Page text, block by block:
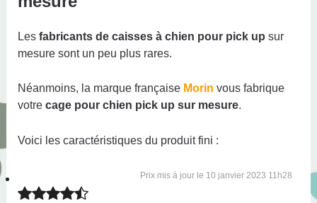
Les fabricants de caisses à chien pour pick up sur
mesure sont un peu plus rares.
Néanmoins, la marque française Morin vous fabrique
votre cage pour chien pick up sur mesure.
Voici les caractéristiques du produit fini :
10 janvier 2023 11h28